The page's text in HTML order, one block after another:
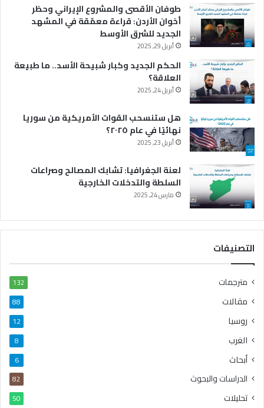
طوفان الأقصى والمشروع الإيراني وحظر
أخوان الأردن: قراءة معمّقة في المشهد
الجديد للشرق الأوسط
أبريل 29, 2025
الحكم الجديد وكبار شبيحة الأسد.. ما طبيعة
العلاقة؟
أبريل 24, 2025
هل ستنسحب القوات الأمريكية من سوريا
نهائيًا في عام ٢٠٢٥؟
أبريل 23, 2025
لعنة الجغرافيا: تشابك المصالح وصراعات
السلطة والتدخلات الخارجية
مارس 24, 2025
التصنيفات
مترجمات 132
مقالات 88
روسيا 12
الغرب 8
أبحاث 6
الدراسات والبحوث 82
تحليلات 50